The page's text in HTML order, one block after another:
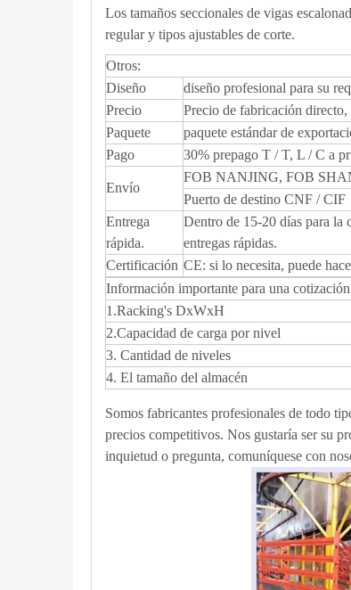
Los tamaños seccionales de vigas
regular y tipos ajustables de corte.
Otros:
Diseño
diseño profesional para su
Precio
Precio de fabricación directo,
Paquete
paquete estándar de
Pago
30% prepago T / T, L / C a
Envío
FOB NANJING, FOB
Puerto de destino CNF / CIF
Entrega
rápida.
Dentro de 15-20 días para la
entregas rápidas.
Certificación CE: si lo necesita, puede
Información importante para una
1.Racking's DxWxH
2.Capacidad de carga por nivel
3. Cantidad de niveles
4. El tamaño del almacén
Somos fabricantes profesionales de todo
precios competitivos. Nos gustaría ser su
inquietud o pregunta, comuníquese con